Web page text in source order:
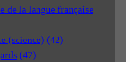
de la langue française
(science) (42)
(47)